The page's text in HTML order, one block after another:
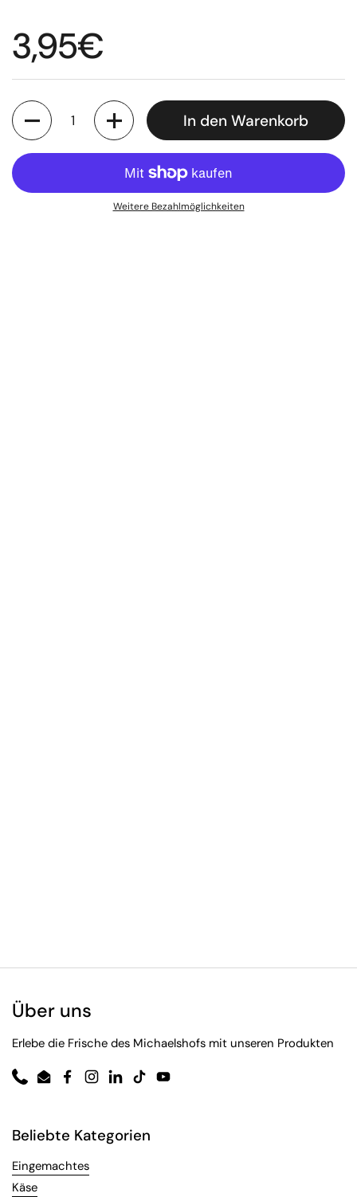
Regulärer Preis
3,95€
Anzahl
In den Warenkorb
Weitere Bezahlmöglichkeiten
Über uns
Erlebe die Frische des Michaelshofs mit unseren Produkten
PhoneEmailFacebook
Instagram
LinkedIn
TikTokYouTube
Beliebte Kategorien
Eingemachtes
Käse